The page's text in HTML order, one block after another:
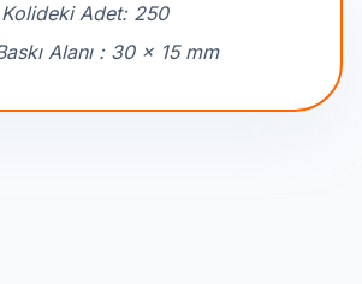
Adet: 250
Alanı : 30 x 15 mm